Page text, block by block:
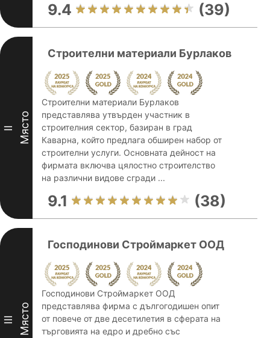
9.4 (39)
II Място
Строителни материали Бурлаков
Строителни материали Бурлаков
представлява утвърден участник в
строителния сектор, базиран в град
Каварна, който предлага обширен набор от
строителни услуги. Основната дейност на
фирмата включва цялостно строителство
на различни видове сгради ...
9.1 (38)
III Място
Господинови Строймаркет ООД
Господинови Строймаркет ООД
представлява фирма с дългогодишен опит
от повече от две десетилетия в сферата на
търговията на едро и дребно със